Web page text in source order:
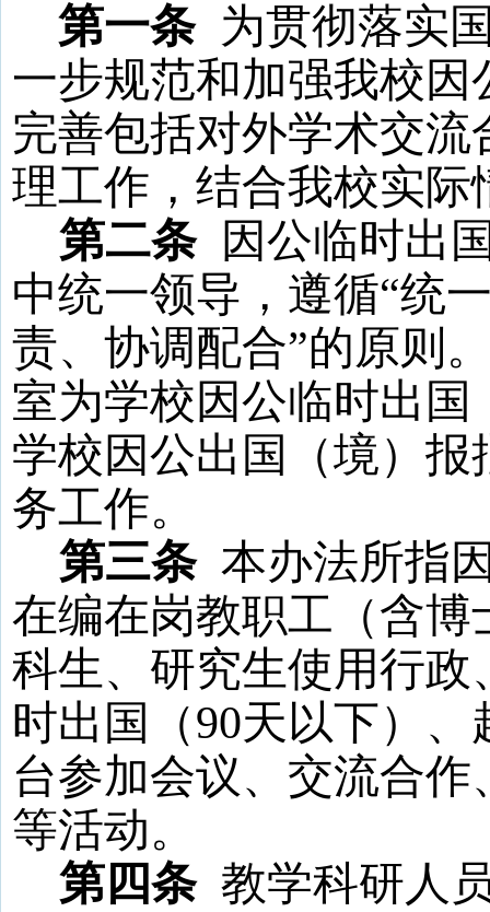
第一条 为贯彻落实
一步规范和加强我校
完善包括对外学术交
理工作，结合我校实
第二条
因公临时出
中统一领导，遵循“统
责、协调配合”的原则
室为学校因公临时出
学校因公出国（境）
务工作。
第三条 本办法所指
在编在岗教职工（含
科生、研究生使用行
时出国（90天以下）、
台参加会议、交流合
等活动。
第四条 教学科研人